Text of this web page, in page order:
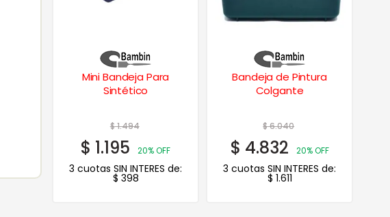
Mini Bandeja Para
Sintético
$1.494
$ 1.195 20% OFF
3 cuotas SIN INTERES de:
$ 398
Bandeja de Pintura
Colgante
$6.040
$ 4.832 20% OFF
3 cuotas SIN INTERES de:
$ 1.611